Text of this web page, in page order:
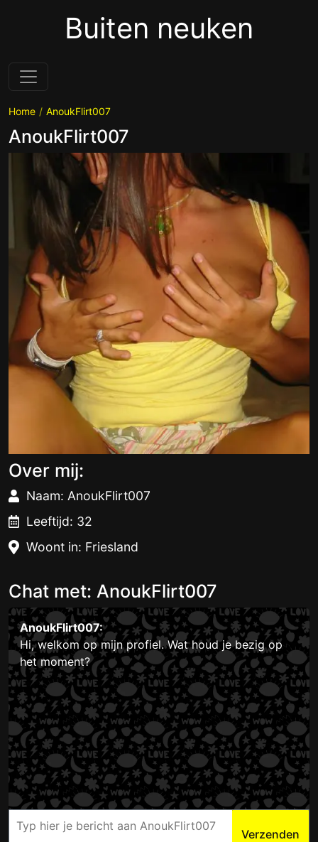
Buiten neuken
Home AnoukFlirt007
AnoukFlirt007
Over mij:
Naam: AnoukFlirt007
Leeftijd: 32
Woont in: Friesland
Chat met: AnoukFlirt007
AnoukFlirt007:
Hi, welkom op mijn profiel. Wat houd je bezig op
het moment?
Verzenden